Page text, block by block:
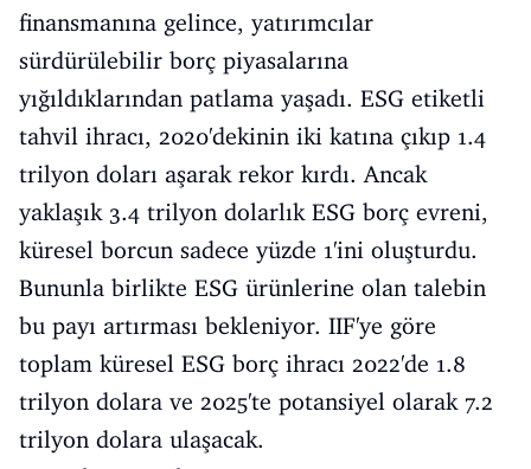
finansmanına gelince, yatırımcılar
sürdürülebilir borç piyasalarına
yığıldıklarından patlama yaşadı. ESG etiketli
tahvil ihracı, 2020'dekinin iki katına çıkıp 1.4
trilyon doları aşarak rekor kırdı. Ancak
yaklaşık 3.4 trilyon dolarlık ESG borç evreni,
küresel borcun sadece yüzde 1'ini oluşturdu.
Bununla birlikte ESG ürünlerine olan talebin
bu payı artırması bekleniyor. IIF'ye göre
toplam küresel ESG borç ihracı 2022'de 1.8
trilyon dolara ve 2025'te potansiyel olarak 7.2
trilyon dolara ulaşacak.